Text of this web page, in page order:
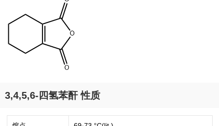
3,4,5,6-四氢苯酐 性质